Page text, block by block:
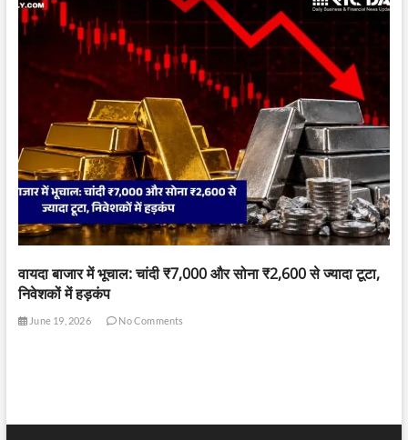
वायदा बाजार में भूचाल: चांदी ₹7,000 और सोना ₹2,600 से ज्यादा टूटा,
निवेशकों में हड़कंप
June 19, 2026 No Comments